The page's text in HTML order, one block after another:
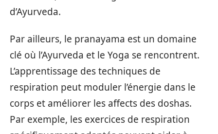
d’Ayurveda.
Par ailleurs, le pranayama est un domaine
clé où l’Ayurveda et le Yoga se rencontrent.
L’apprentissage des techniques de
respiration peut moduler l’énergie dans le
corps et améliorer les affects des doshas.
Par exemple, les exercices de respiration